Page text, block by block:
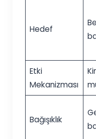
Hedef
Etki
Mekanizması
Bağışıklık